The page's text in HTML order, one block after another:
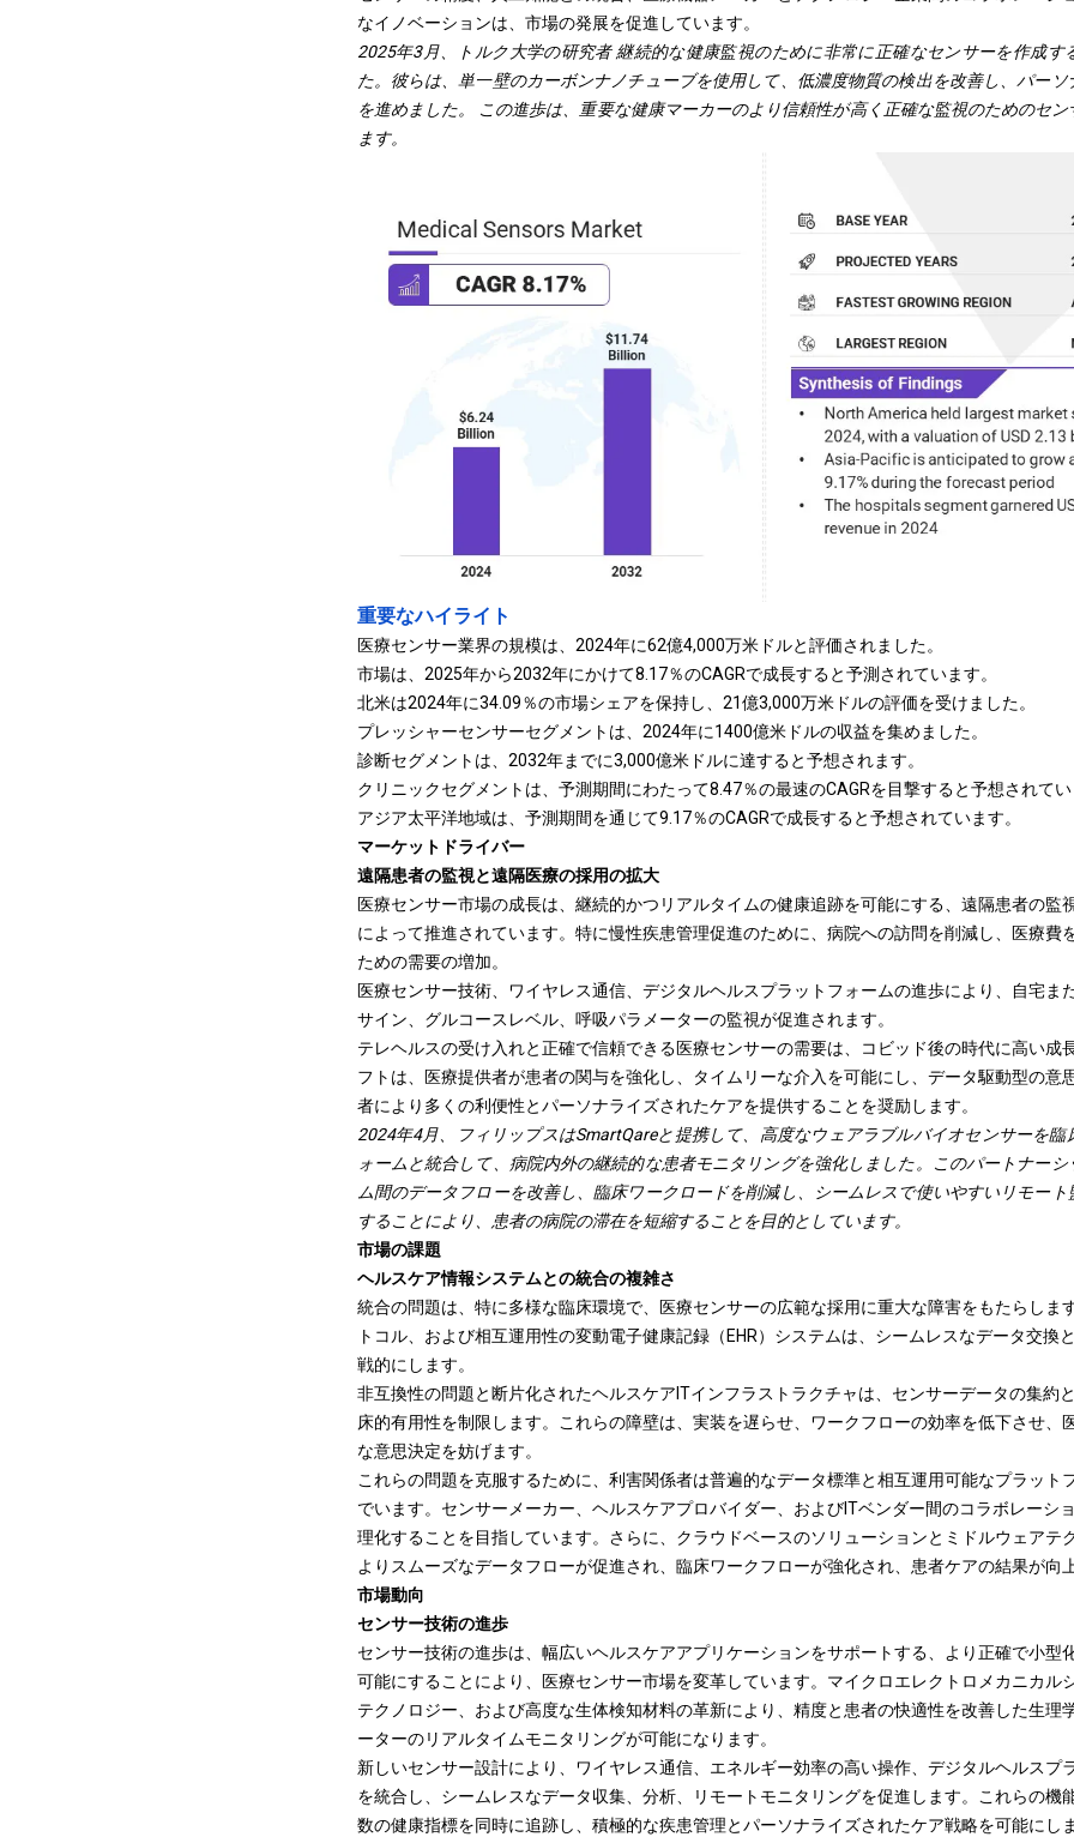
なイノベーションは、市場の発展を促進しています。
2025年3月、トルク大学の研究者 継続的な健康監視のために非常に正確なセンサーを作成す
た。彼らは、単一壁のカーボンナノチューブを使用して、低濃度物質の検出を改善し、パー
を進めました。
この進歩は、重要な健康マーカーのより信頼性が高く正確な監視のためのセ
ます。
重要なハイライト
医療センサー業界の規模は、2024年に62億4,000万米ドルと評価されました。
市場は、2025年から2032年にかけて8.17％のCAGRで成長すると予測されています。
北米は2024年に34.09％の市場シェアを保持し、21億3,000万米ドルの評価を受けました。
プレッシャーセンサーセグメントは、2024年に1400億米ドルの収益を集めました。
診断セグメントは、2032年までに3,000億米ドルに達すると予想されます。
クリニックセグメントは、予測期間にわたって8.47％の最速のCAGRを目撃すると予想されて
アジア太平洋地域は、予測期間を通じて9.17％のCAGRで成長すると予想されています。
マーケットドライバー
遠隔患者の監視と遠隔医療の採用の拡大
医療センサー市場の成長は、継続的かつリアルタイムの健康追跡を可能にする、遠隔患者の監
によって推進されています。特に慢性疾患管理促進のために、病院への訪問を削減し、医療費
ための需要の増加。
医療センサー技術、ワイヤレス通信、デジタルヘルスプラットフォームの進歩により、自宅ま
サイン、グルコースレベル、呼吸パラメーターの監視が促進されます。
テレヘルスの受け入れと正確で信頼できる医療センサーの需要は、コビッド後の時代に高い成
フトは、医療提供者が患者の関与を強化し、タイムリーな介入を可能にし、データ駆動型の意
者により多くの利便性とパーソナライズされたケアを提供することを奨励します。
2024年4月、フィリップスはSmartQareと提携して、高度なウェアラブルバイオセンサーを
ォームと統合して、病院内外の継続的な患者モニタリングを強化しました。このパートナー
ム間のデータフローを改善し、臨床ワークロードを削減し、シームレスで使いやすいリモー
することにより、患者の病院の滞在を短縮することを目的としています。
市場の課題
ヘルスケア情報システムとの統合の複雑さ
統合の問題は、特に多様な臨床環境で、医療センサーの広範な採用に重大な障害をもたらしま
トコル、および相互運用性の変動電子健康記録（EHR） システムは、シームレスなデータ交換
戦的にします。
非互換性の問題と断片化されたヘルスケアITインフラストラクチャは、センサーデータの集約
床的有用性を制限します。これらの障壁は、実装を遅らせ、ワークフローの効率を低下させ、
な意思決定を妨げます。
これらの問題を克服するために、利害関係者は普遍的なデータ標準と相互運用可能なプラット
でいます。センサーメーカー、ヘルスケアプロバイダー、およびITベンダー間のコラボレーシ
理化することを目指しています。さらに、クラウドベースのソリューションとミドルウェアテ
よりスムーズなデータフローが促進され、臨床ワークフローが強化され、患者ケアの結果が向
市場動向
センサー技術の進歩
センサー技術の進歩は、幅広いヘルスケアアプリケーションをサポートする、より正確で小型
可能にすることにより、医療センサー市場を変革しています。マイクロエレクトロメカニカル
テクノロジー、および高度な生体検知材料の革新により、精度と患者の快適性を改善した生理
ーターのリアルタイムモニタリングが可能になります。
新しいセンサー設計により、ワイヤレス通信、エネルギー効率の高い操作、デジタルヘルスプ
を統合し、シームレスなデータ収集、分析、リモートモニタリングを促進します。これらの機
数の健康指標を同時に追跡し、積極的な疾患管理とパーソナライズされたケア戦略を可能にし